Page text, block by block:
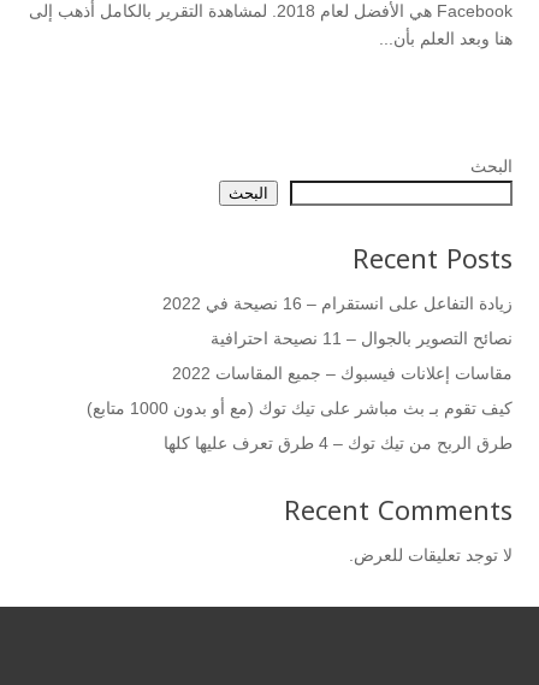
Facebook هي الأفضل لعام 2018. لمشاهدة التقرير بالكامل أذهب إلى
هنا وبعد العلم بأن...
البحث
البحث
Recent Posts
زيادة التفاعل على انستقرام – 16 نصيحة في 2022
نصائح التصوير بالجوال – 11 نصيحة احترافية
مقاسات إعلانات فيسبوك – جميع المقاسات 2022
كيف تقوم بـ بث مباشر على تيك توك (مع أو بدون 1000 متابع)
طرق الربح من تيك توك – 4 طرق تعرف عليها كلها
Recent Comments
لا توجد تعليقات للعرض.